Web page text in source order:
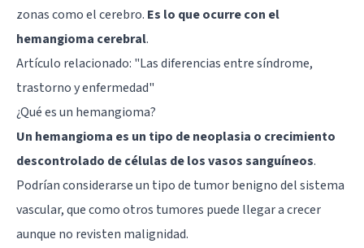
zonas como el cerebro. Es lo que ocurre con el
hemangioma cerebral.
Artículo relacionado: "Las diferencias entre síndrome,
trastorno y enfermedad"
¿Qué es un hemangioma?
Un hemangioma es un tipo de neoplasia o crecimiento
descontrolado de células de los vasos sanguíneos.
Podrían considerarse un tipo de tumor benigno del sistema
vascular, que como otros tumores puede llegar a crecer
aunque no revisten malignidad.